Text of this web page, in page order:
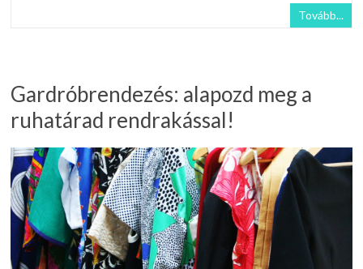
Tovább...
Gardróbrendezés: alapozd meg a
ruhatárad rendrakással!